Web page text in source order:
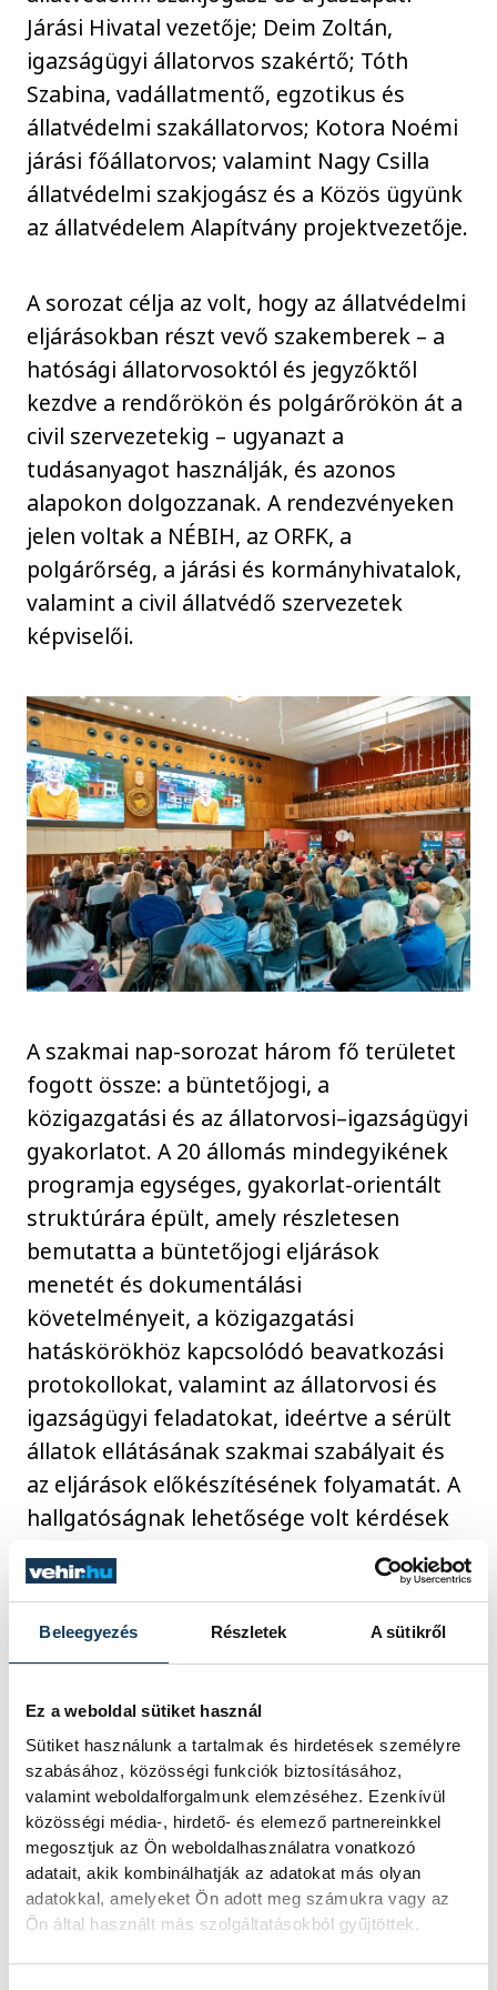
Beleegyezés Részletek A sütikről
Ez a weboldal sütiket használ
Sütiket használunk a tartalmak és hirdetések személyre
szabásához, közösségi funkciók biztosításához,
valamint weboldalforgalmunk elemzéséhez. Ezenkívül
közösségi média-, hirdető- és elemező partnereinkkel
megosztjuk az Ön weboldalhasználatra vonatkozó
adatait, akik kombinálhatják az adatokat más olyan
adatokkal, amelyeket Ön adott meg számukra vagy az
Ön által használt más szolgáltatásokból gyűjtöttek.
Járási Hivatal vezetője; Deim Zoltán,
igazságügyi állatorvos szakértő; Tóth
Szabina, vadállatmentő, egzotikus és
állatvédelmi szakállatorvos; Kotora Noémi
járási főállatorvos; valamint Nagy Csilla
állatvédelmi szakjogász és a Közös ügyünk
az állatvédelem Alapítvány projektvezetője.
A sorozat célja az volt, hogy az állatvédelmi
eljárásokban részt vevő szakemberek – a
hatósági állatorvosoktól és jegyzőktől
kezdve a rendőrökön és polgárőrökön át a
civil szervezetekig – ugyanazt a
tudásanyagot használják, és azonos
alapokon dolgozzanak. A rendezvényeken
jelen voltak a NÉBIH, az ORFK, a
polgárőrség, a járási és kormányhivatalok,
valamint a civil állatvédő szervezetek
képviselői.
A szakmai nap-sorozat három fő területet
fogott össze: a büntetőjogi, a
közigazgatási és az állatorvosi–igazságügyi
gyakorlatot. A 20 állomás mindegyikének
programja egységes, gyakorlat-orientált
struktúrára épült, amely részletesen
bemutatta a büntetőjogi eljárások
menetét és dokumentálási
követelményeit, a közigazgatási
hatáskörökhöz kapcsolódó beavatkozási
protokollokat, valamint az állatorvosi és
igazságügyi feladatokat, ideértve a sérült
állatok ellátásának szakmai szabályait és
az eljárások előkészítésének folyamatát. A
hallgatóságnak lehetősége volt kérdések
feltételére is.
A szakmai napokhoz kapcsolódóan, az
Állatvédelmi Kompetencia Program
ország legátfogóbb és leghitelesebb
állatvédelmi tananyaggyűjteményét, amely
minden fontos szereplő számára
térítésmentesen szabadon elérhető. A
tananyagok iratmintákat, valós
jogeseteket, szakmai útmutatókat,
valamint az állatvédelmi eljárások teljes
folyamatait bemutató részletes